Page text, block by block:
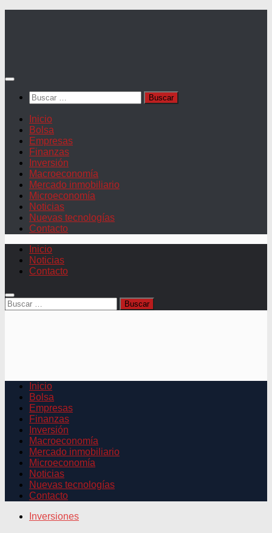
Buscar:
Inicio
Bolsa
Empresas
Finanzas
Inversión
Macroeconomía
Mercado inmobiliario
Microeconomía
Noticias
Nuevas tecnologías
Contacto
Inicio
Noticias
Contacto
Buscar:
Inicio
Bolsa
Empresas
Finanzas
Inversión
Macroeconomía
Mercado inmobiliario
Microeconomía
Noticias
Nuevas tecnologías
Contacto
Inversiones